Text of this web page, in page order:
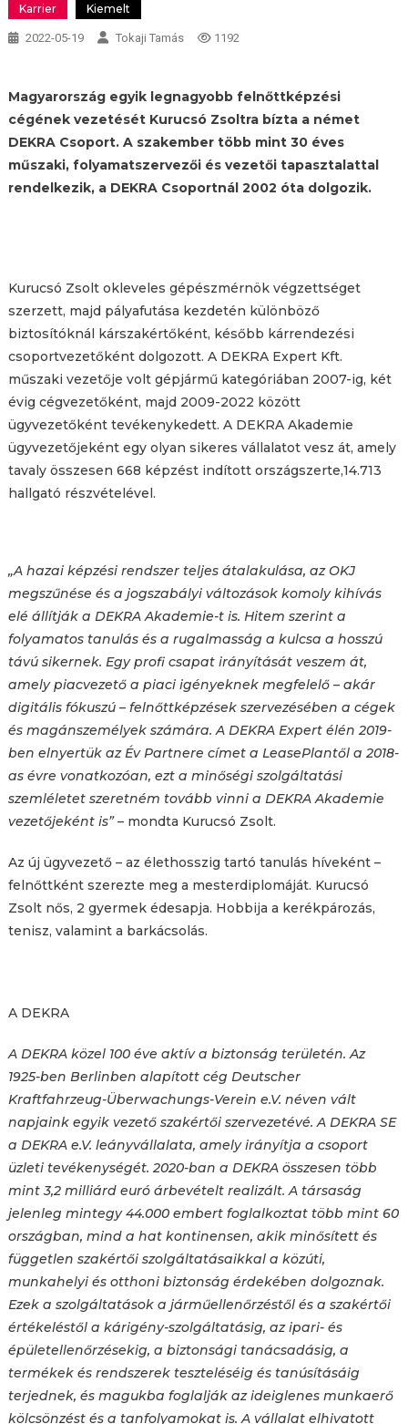
Karrier Kiemelt
2022-05-19 Tokaji Tamás 1192
Magyarország egyik legnagyobb felnőttképzési
cégének vezetését Kurucsó Zsoltra bízta a német
DEKRA Csoport. A szakember több mint 30 éves
műszaki, folyamatszervezői és vezetői tapasztalattal
rendelkezik, a DEKRA Csoportnál 2002 óta dolgozik.
Kurucsó Zsolt okleveles gépészmérnök végzettséget
szerzett, majd pályafutása kezdetén különböző
biztosítóknál kárszakértőként, később kárrendezési
csoportvezetőként dolgozott. A DEKRA Expert Kft.
műszaki vezetője volt gépjármű kategóriában 2007-ig, két
évig cégvezetőként, majd 2009-2022 között
ügyvezetőként tevékenykedett. A DEKRA Akademie
ügyvezetőjeként egy olyan sikeres vállalatot vesz át, amely
tavaly összesen 668 képzést indított országszerte,14.713
hallgató részvételével.
„A hazai képzési rendszer teljes átalakulása, az OKJ
megszűnése és a jogszabályi változások komoly kihívás
elé állítják a DEKRA Akademie-t is. Hitem szerint a
folyamatos tanulás és a rugalmasság a kulcsa a hosszú
távú sikernek. Egy profi csapat irányítását veszem át,
amely piacvezető a piaci igényeknek megfelelő – akár
digitális fókuszú – felnőttképzések szervezésében a cégek
és magánszemélyek számára. A DEKRA Expert élén 2019-
ben elnyertük az Év Partnere címet a LeasePlantől a 2018-
as évre vonatkozóan, ezt a minőségi szolgáltatási
szemléletet szeretném tovább vinni a DEKRA Akademie
vezetőjeként is”– mondta Kurucsó Zsolt.
Az új ügyvezető – az élethosszig tartó tanulás híveként –
felnőttként szerezte meg a mesterdiplomáját. Kurucsó
Zsolt nős, 2 gyermek édesapja. Hobbija a kerékpározás,
tenisz, valamint a barkácsolás.
A DEKRA
A DEKRA közel 100 éve aktív a biztonság területén. Az
1925-ben Berlinben alapított cég Deutscher
Kraftfahrzeug-Überwachungs-Verein e.V. néven vált
napjaink egyik vezető szakértői szervezetévé. A DEKRA SE
a DEKRA e.V. leányvállalata, amely irányítja a csoport
üzleti tevékenységét. 2020-ban a DEKRA összesen több
mint 3,2 milliárd euró árbevételt realizált. A társaság
jelenleg mintegy 44.000 embert foglalkoztat több mint 60
országban, mind a hat kontinensen, akik minősített és
független szakértői szolgáltatásaikkal a közúti,
munkahelyi és otthoni biztonság érdekében dolgoznak.
Ezek a szolgáltatások a járműellenőrzéstől és a szakértői
értékeléstől a kárigény-szolgáltatásig, az ipari- és
épületellenőrzésekig, a biztonsági tanácsadásig, a
termékek és rendszerek teszteléséig és tanúsításáig
terjednek, és magukba foglalják az ideiglenes munkaerő
kölcsönzést és a tanfolyamokat is. A vállalat elhivatott